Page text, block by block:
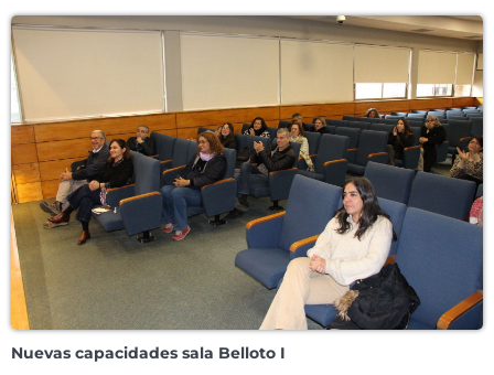
Nuevas capacidades sala Belloto I